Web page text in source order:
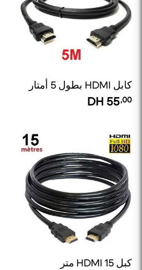
كابل HDMI بطول 5 أمتار
55,00
كبل HDMI 15 متر